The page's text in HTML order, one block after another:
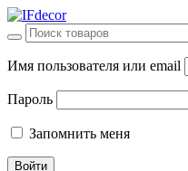
Имя пользователя или email
Пароль
Запомнить меня